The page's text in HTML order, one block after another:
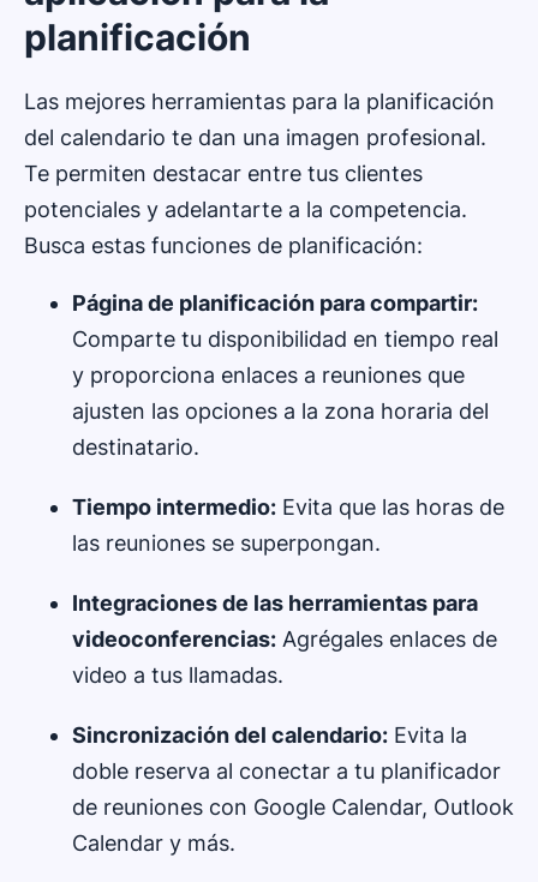
planificación
Las mejores herramientas para la planificación
del calendario te dan una imagen profesional.
Te permiten destacar entre tus clientes
potenciales y adelantarte a la competencia.
Busca estas funciones de planificación:
Página de planificación para compartir:
Comparte tu disponibilidad en tiempo real
y proporciona enlaces a reuniones que
ajusten las opciones a la zona horaria del
destinatario.
Tiempo intermedio: Evita que las horas de
las reuniones se superpongan.
Integraciones de las herramientas para
videoconferencias: Agrégales enlaces de
video a tus llamadas.
Sincronización del calendario: Evita la
doble reserva al conectar a tu planificador
de reuniones con Google Calendar, Outlook
Calendar y más.